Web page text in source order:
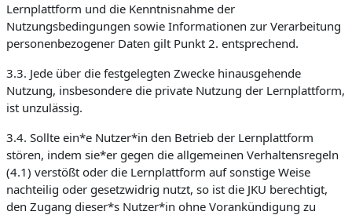
Lernplattform und die Kenntnisnahme der
Nutzungsbedingungen sowie Informationen zur Verarbeitung
personenbezogener Daten gilt Punkt 2. entsprechend.
3.3. Jede über die festgelegten Zwecke hinausgehende
Nutzung, insbesondere die private Nutzung der Lernplattform,
ist unzulässig.
3.4. Sollte ein*e Nutzer*in den Betrieb der Lernplattform
stören, indem sie*er gegen die allgemeinen Verhaltensregeln
(4.1) verstößt oder die Lernplattform auf sonstige Weise
nachteilig oder gesetzwidrig nutzt, so ist die JKU berechtigt,
den Zugang dieser*s Nutzer*in ohne Vorankündigung zu